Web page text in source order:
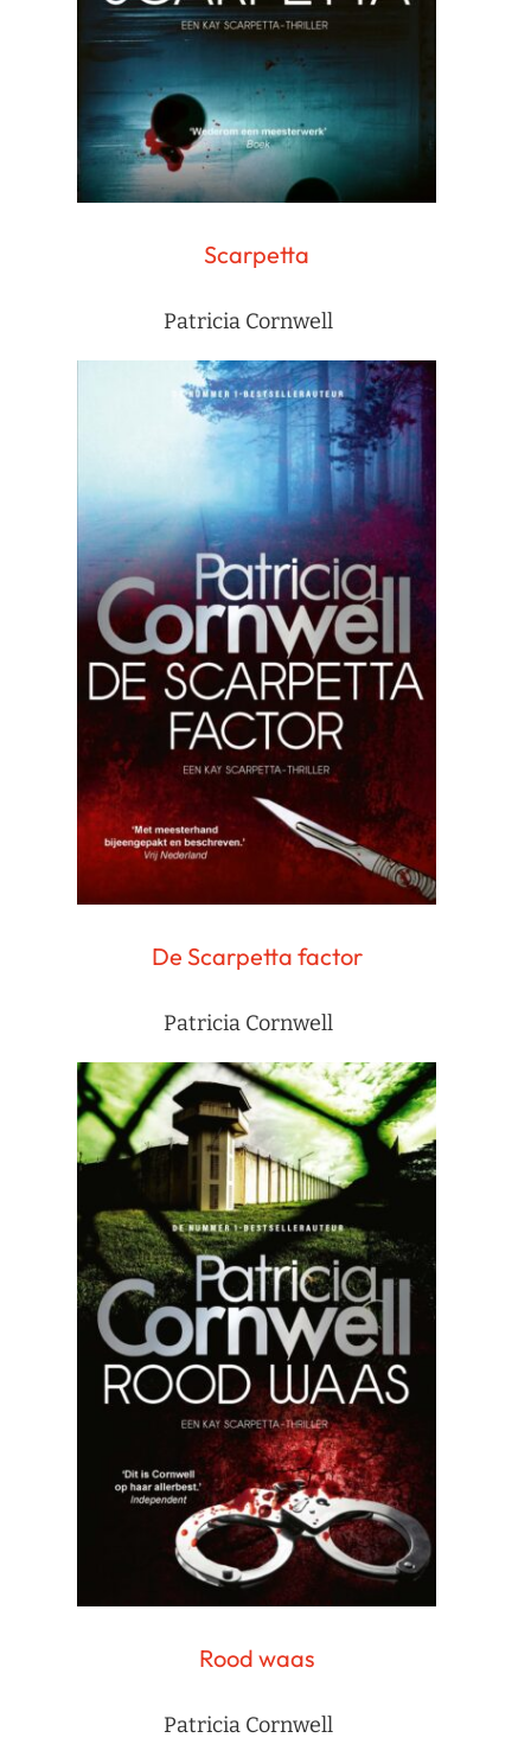
Scarpetta
Patricia Cornwell
De Scarpetta factor
Patricia Cornwell
Rood waas
Patricia Cornwell